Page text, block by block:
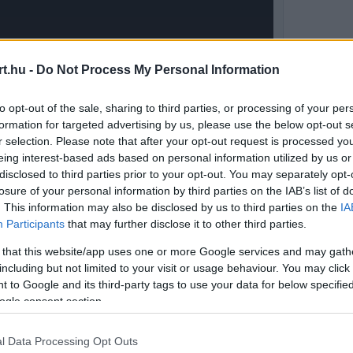
- Do Not Process My Personal Information
opt-out of the sale, sharing to third parties, or processing of your
for targeted advertising by us, please use the below opt-out
selection. Please note that after your opt-out request is processed
interest-based ads based on personal information utilized by us
to third parties prior to your opt-out. You may separately
of your personal information by third parties on the IAB’s list of
This information may also be disclosed by us to third parties on the
Participants that may further disclose it to other third parties.
that this website/app uses one or more Google services and may
but not limited to your visit or usage behaviour. You may
to Google and its third-party tags to use your data for below
consent section.
Data Processing Opt Outs
teljesen felülmúlta George Russellt
voltak a különbségek, köridőkben is. Egy
verés volt George Russell számára,